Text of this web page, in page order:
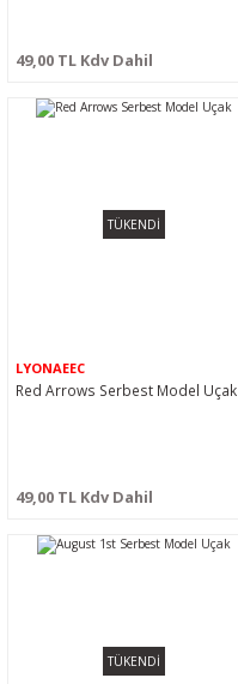
49,00 TL Kdv Dahil
TÜKENDİ
LYONAEEC
Red Arrows Serbest Model Uçak
49,00 TL Kdv Dahil
TÜKENDİ